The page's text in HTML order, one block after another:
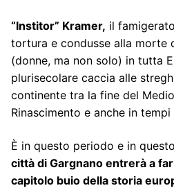
“Institor” Kramer, il
tortura e condusse alla morte
(donne, ma non solo) in tutta
plurisecolare caccia alle
continente tra la fine del
Rinascimento e anche in tempi
È in questo periodo e in
città di Gargnano entrerà a
capitolo buio della storia